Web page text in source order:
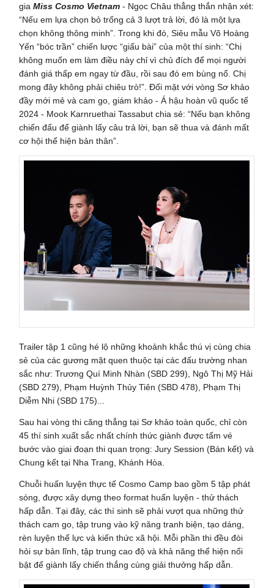
giaMiss Cosmo Vietnam - Ngọc Châu thẳng thắn nhận xét:
“Nếu em lựa chọn bỏ trống cả 3 lượt trả lời, đó là một lựa
chọn không thông minh”. Trong khi đó, Siêu mẫu Võ Hoàng
Yến “bóc trần” chiến lược “giấu bài” của một thí sinh: “Chị
không muốn em làm điều này chỉ vì chủ đích để mọi người
đánh giá thấp em ngay từ đầu, rồi sau đó em bùng nổ. Chị
mong đây không phải chiêu trò!”. Đối mặt với vòng Sơ khảo
đầy mới mẻ và cam go, giám khảo - Á hậu hoàn vũ quốc tế
2024 - Mook Karnruethai Tassabut chia sẻ: “Nếu bạn không
chiến đấu để giành lấy câu trả lời, bạn sẽ thua và đánh mất
cơ hội thể hiện bản thân”.
Trailer tập 1 cũng hé lộ những khoảnh khắc thú vị cùng chia
sẻ của các gương mặt quen thuộc tại các đấu trường nhan
sắc như: Trương Quí Minh Nhàn (SBD 299), Ngô Thị Mỹ Hải
(SBD 279), Phạm Huỳnh Thủy Tiên (SBD 478), Phạm Thị
Diễm Nhi (SBD 175)...
Sau hai vòng thi căng thẳng tại Sơ khảo toàn quốc, chỉ còn
45 thí sinh xuất sắc nhất chính thức giành được tấm vé
bước vào giai đoạn thi quan trọng: Jury Session (Bán kết) và
Chung kết tại Nha Trang, Khánh Hòa.
Chuỗi huấn luyện thực tế Cosmo Camp bao gồm 5 tập phát
sóng, được xây dựng theo format huấn luyện - thử thách
hấp dẫn. Tại đây, các thí sinh sẽ phải vượt qua những thử
thách cam go, tập trung vào kỹ năng tranh biện, tạo dáng,
rèn luyện thể lực và kiến thức xã hội. Mỗi phần thi đều đòi
hỏi sự bản lĩnh, tập trung cao độ và khả năng thể hiện nổi
bật để giành lấy chiến thắng cùng giải thưởng hấp dẫn.